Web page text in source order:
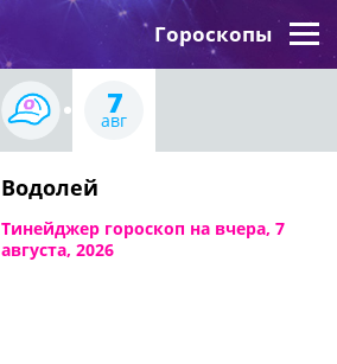
Гороскопы
7
авг
Водолей
Тинейджер гороскоп на вчера, 7
августа, 2026